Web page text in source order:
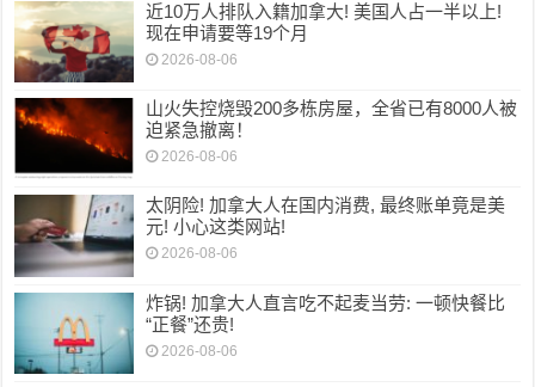
近10万人排队入籍加拿大! 美国人占一半以上!
现在申请要等19个月
2026-08-06
山火失控烧毁200多栋房屋，全省已有8000人被
迫紧急撤离！
2026-08-06
太阴险! 加拿大人在国内消费, 最终账单竟是美
元! 小心这类网站!
2026-08-06
炸锅! 加拿大人直言吃不起麦当劳: 一顿快餐比
“正餐”还贵!
2026-08-06